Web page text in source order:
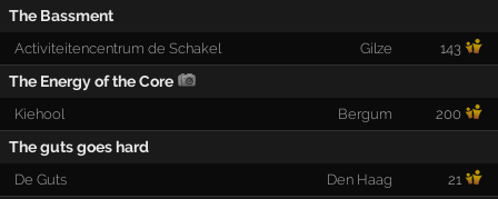
The Bassment
Activiteitencentrum de Schakel Gilze 143
The Energy of the Core
Kiehool Bergum 200
The guts goes hard
De Guts Den Haag 21